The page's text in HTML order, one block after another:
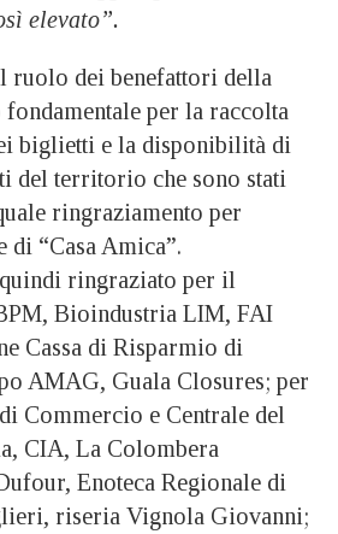
elevato”.
ruolo dei benefattori della
fondamentale per la raccolta
biglietti e la disponibilità di
del territorio che sono stati
ringraziamento per
di “Casa Amica”.
ringraziato per il
Bioindustria LIM, FAI
Cassa di Risparmio di
AMAG, Guala Closures; per
Commercio e Centrale del
CIA, La Colombera
Enoteca Regionale di
riseria Vignola Giovanni;